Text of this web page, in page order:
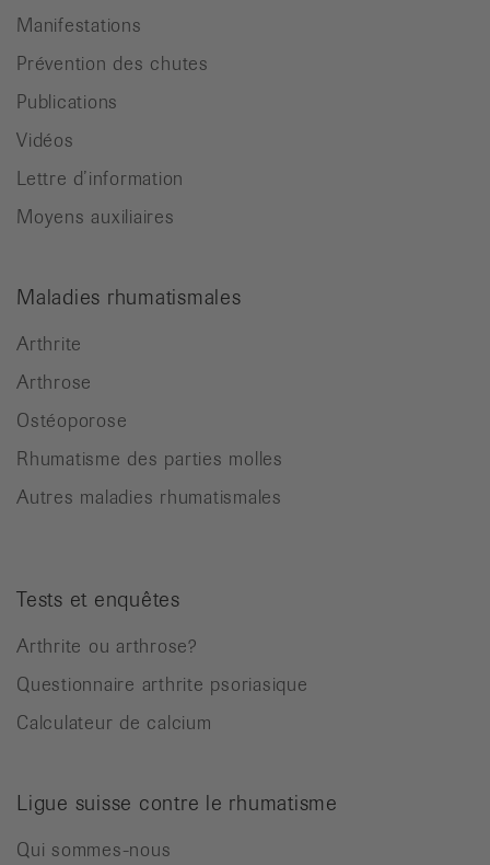
Manifestations
Prévention des chutes
Publications
Vidéos
Lettre d’information
Moyens auxiliaires
Maladies rhumatismales
Arthrite
Arthrose
Ostéoporose
Rhumatisme des parties molles
Autres maladies rhumatismales
Tests et enquêtes
Arthrite ou arthrose?
Questionnaire arthrite psoriasique
Calculateur de calcium
Ligue suisse contre le rhumatisme
Qui sommes-nous